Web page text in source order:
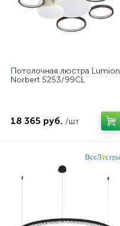
Потолочная люстра Lumion
Norbert 5253/99CL
18 365 руб. /шт